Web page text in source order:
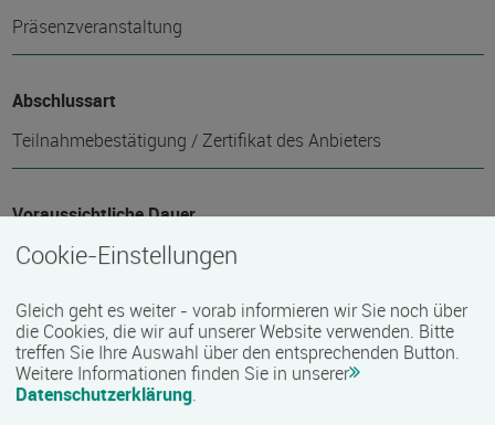
Präsenzveranstaltung
Abschlussart
Teilnahmebestätigung / Zertifikat des Anbieters
Voraussichtliche Dauer
2 Tag(e)
Termin
10.09.2026 - 11.09.2026
Cookie-Einstellungen
Gleich geht es weiter - vorab informieren wir Sie noch über
die Cookies, die wir auf unserer Website verwenden. Bitte
treffen Sie Ihre Auswahl über den entsprechenden Button.
Weitere Informationen finden Sie in unserer
Datenschutzerklärung.